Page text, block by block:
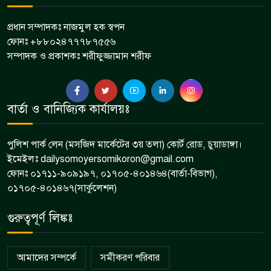
প্রধান সম্পাদকঃ নাজমুল হক স্বপন
ফোনঃ +৮৮০২৪৭৭৭৮৭৫৫৬
সম্পাদক ও প্রকাশকঃ শরীফুজ্জামান শরীফ
বার্তা ও বানিজ্যিক কার্যালয়ঃ
পুলিশ পার্ক লেন (মসজিদ মার্কেটের ৩য় তলা) কোর্ট রোড, চুয়াডাঙ্গা।
ইমেইলঃ dailysomoyersomikoron@gmail.com
ফোনঃ ০১৭১১-৯০৯১৯৭, ০১৭০৫-৪০১৪৬৪(বার্তা-বিভাগ),
০১৭০৫-৪০১৪৬৭(সার্কুলেশন)
গুরুত্বপূর্ণ লিঙ্কঃ
আমাদের সম্পর্কে সমীকরণ পরিবার